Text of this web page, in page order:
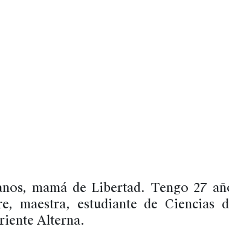
mamá de Libertad. Tengo 27
maestra, estudiante de Ciencias
Alterna.